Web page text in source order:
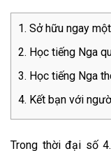
Sở hữu ngay
Học tiếng Nga
Học tiếng Nga
Kết bạn với
Trong thời đại số